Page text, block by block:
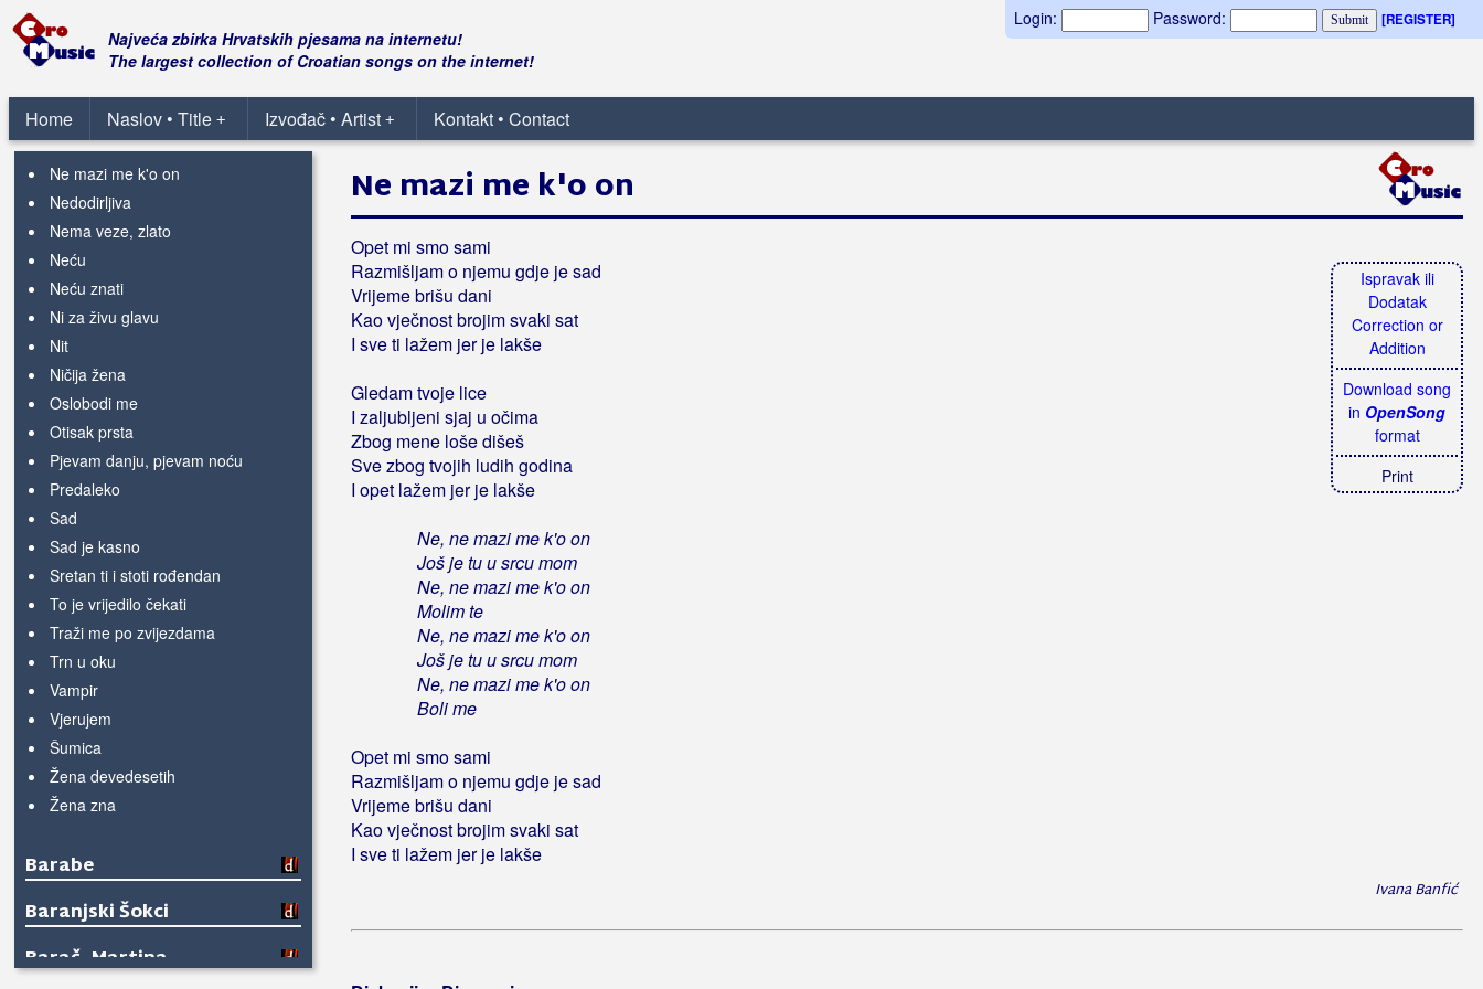
Login: Password: [REGISTER]
Najveća zbirka Hrvatskih pjesama na internetu!
The largest collection of Croatian songs on the internet!
Home +
Naslov • Title +
Izvođač • Artist Kontakt • Contact
Mogla sam te sto put' izdati
Mogu li te voljeti zauvijek
Navigator
Navodno
Ne mazi me k'o on
Nedodirljiva
Nema veze, zlato
Neću
Neću znati
Ni za živu glavu
Nit
Ničija žena
Oslobodi me
Otisak prsta
Pjevam danju, pjevam noću
Predaleko
Sad
Sad je kasno
Sretan ti i stoti rođendan
To je vrijedilo čekati
Traži me po zvijezdama
Trn u oku
Vampir
Vjerujem
Šumica
Žena devedesetih
Žena zna
Barabe
Baranjski Šokci
Barač, Martina
Ispravak ili
Dodatak
Correction or
Addition
Download song
in OpenSong
format
Print
Ne mazi me k'o on
Opet mi smo sami
Razmišljam o njemu gdje je sad
Vrijeme brišu dani
Kao vječnost brojim svaki sat
I sve ti lažem jer je lakše
Gledam tvoje lice
I zaljubljeni sjaj u očima
Zbog mene loše dišeš
Sve zbog tvojih ludih godina
I opet lažem jer je lakše
Ne, ne mazi me k'o on
Još je tu u srcu mom
Ne, ne mazi me k'o on
Molim te
Ne, ne mazi me k'o on
Još je tu u srcu mom
Ne, ne mazi me k'o on
Boli me
Opet mi smo sami
Razmišljam o njemu gdje je sad
Vrijeme brišu dani
Kao vječnost brojim svaki sat
I sve ti lažem jer je lakše
Ivana Banfić